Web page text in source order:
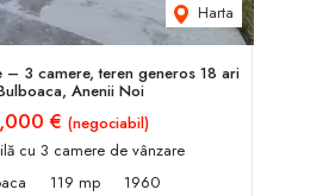
Harta
– 3 camere, teren generos 18 ari
Anenii Noi
€ (negociabil)
cu 3 camere de vânzare
119 mp
1960